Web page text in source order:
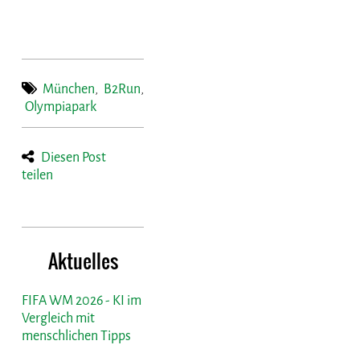
München, B2Run,
Olympiapark
Diesen Post
teilen
Aktuelles
FIFA WM 2026 - KI im
Vergleich mit
menschlichen Tipps